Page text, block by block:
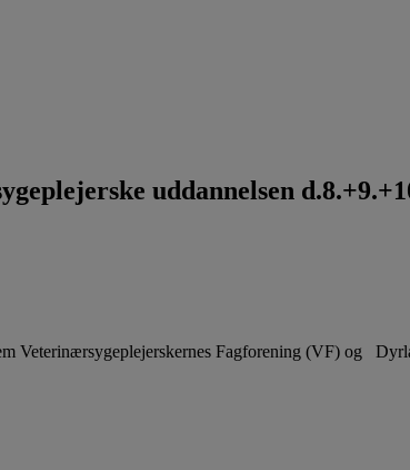
uddannelsen
Veterinærsygeplejerskernes Fagforening (VF) og